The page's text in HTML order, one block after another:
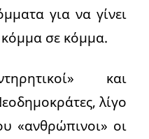
για να γίνει
σε κόμμα.
και
λίγο
«ανθρώπινοι» οι